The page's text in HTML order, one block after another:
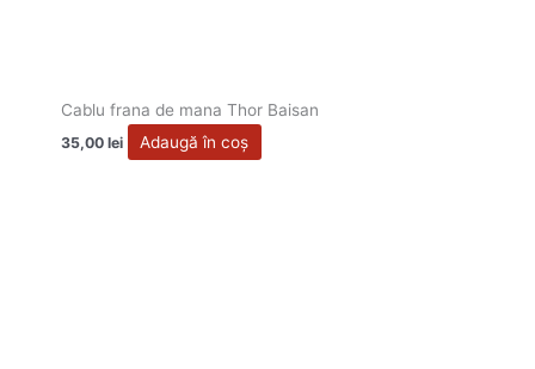
Cablu frana de mana Thor Baisan
35,00lei Adaugă în coș